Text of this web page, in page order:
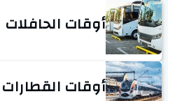
أوقات الحافلات
أوقات القطارات